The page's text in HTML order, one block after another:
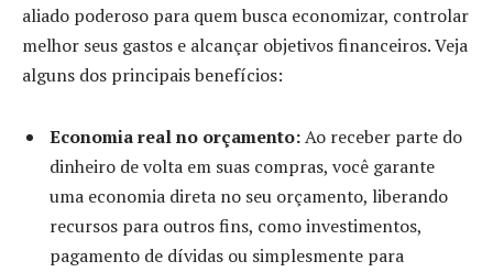
aliado poderoso para quem busca economizar, controlar
melhor seus gastos e alcançar objetivos financeiros. Veja
alguns dos principais benefícios:
Economia real no orçamento:Ao receber parte do
dinheiro de volta em suas compras, você garante
uma economia direta no seu orçamento, liberando
recursos para outros fins, como investimentos,
pagamento de dívidas ou simplesmente para